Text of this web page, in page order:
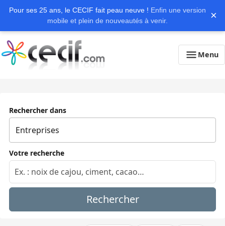
Pour ses 25 ans, le CECIF fait peau neuve ! Enfin une version
mobile et plein de nouveautés à venir.
×
Menu
Rechercher dans
Votre recherche
Rechercher